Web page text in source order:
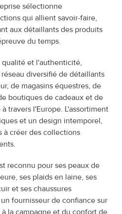
sélectionne
qui allient savoir-faire,
aux détaillants des produits
du temps.
qualité et l'authenticité,
réseau diversifié de détaillants
de magasins équestres, de
boutiques de cadeaux et de
travers l'Europe. L'assortiment
et un design intemporel,
à créer des collections
reconnu pour ses peaux de
ses plaids en laine, ses
et ses chaussures
fournisseur de confiance sur
la campagne et du confort de